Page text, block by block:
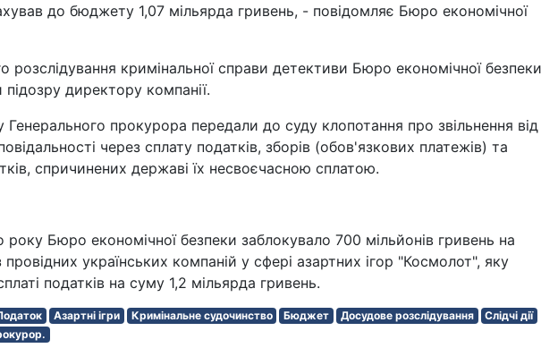
до бюджету 1,07 мільярда гривень, - повідомляє Бюро економічної
розслідування кримінальної справи детективи Бюро економічної безпеки
підозру директору компанії.
прокурора передали до суду клопотання про звільнення від
через сплату податків, зборів (обов'язкових платежів) та
спричинених державі їх несвоєчасною сплатою.
року Бюро економічної безпеки заблокувало 700 мільйонів гривень на
провідних українських компаній у сфері азартних ігор "Космолот", яку
податків на суму 1,2 мільярда гривень.
Азартні ігри Кримінальне судочинство Бюджет Досудове розслідування
Слідчі дії